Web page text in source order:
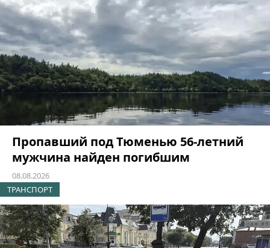
Пропавший под Тюменью 56-летний
мужчина найден погибшим
08.08.2026
ТРАНСПОРТ